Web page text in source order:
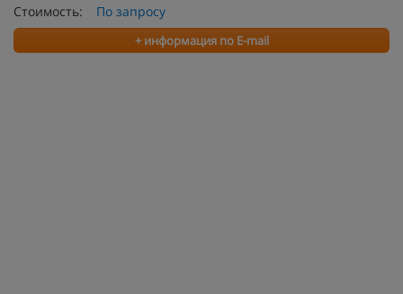
Стоимость:
По запросу
+ информация по E-mail